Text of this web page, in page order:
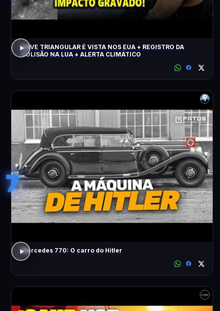
NAVE TRIANGULAR É VISTA NOS EUA + REGISTRO DA
COLISÃO NA LUA + ALERTA CLIMÁTICO
7
Mercedes 770: O carro do Hitler